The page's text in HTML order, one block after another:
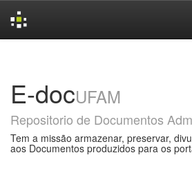
E-docUFAM
Repositorio de Documentos
Tem a missão armazenar, preservar,
aos Documentos produzidos para os